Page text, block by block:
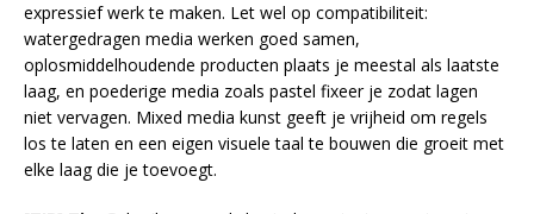
expressief werk te maken. Let wel op compatibiliteit:
watergedragen media werken goed samen,
oplosmiddelhoudende producten plaats je meestal als laatste
laag, en poederige media zoals pastel fixeer je zodat lagen
niet vervagen. Mixed media kunst geeft je vrijheid om regels
los te laten en een eigen visuele taal te bouwen die groeit met
elke laag die je toevoegt.